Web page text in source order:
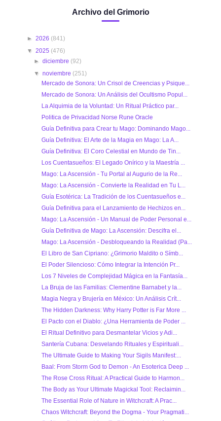
Archivo del Grimorio
► 2026 (841)
▼ 2025 (476)
►diciembre (92)
▼noviembre (251)
Mercado de Sonora: Un Crisol de Creencias y Psique...
Mercado de Sonora: Un Análisis del Ocultismo Popul...
La Alquimia de la Voluntad: Un Ritual Práctico par...
Politica de Privacidad Norse Rune Oracle
Guía Definitiva para Crear tu Mago: Dominando Mago...
Guía Definitiva: El Arte de la Magia en Mago: La A...
Guía Definitiva: El Coro Celestial en Mundo de Tin...
Los Cuentasueños: El Legado Onírico y la Maestría ...
Mago: La Ascensión - Tu Portal al Augurio de la Re...
Mago: La Ascensión - Convierte la Realidad en Tu L...
Guía Esotérica: La Tradición de los Cuentasueños e...
Guía Definitiva para el Lanzamiento de Hechizos en...
Mago: La Ascensión - Un Manual de Poder Personal e...
Guía Definitiva de Mago: La Ascensión: Descifra el...
Mago: La Ascensión - Desbloqueando la Realidad (Pa...
El Libro de San Cipriano: ¿Grimorio Maldito o Símb...
El Poder Silencioso: Cómo Integrar la Intención Pr...
Los 7 Niveles de Complejidad Mágica en la Fantasía...
La Bruja de las Familias: Clementine Barnabet y la...
Magia Negra y Brujería en México: Un Análisis Crít...
The Hidden Darkness: Why Harry Potter is Far More ...
El Pacto con el Diablo: ¿Una Herramienta de Poder ...
El Ritual Definitivo para Desmantelar Vicios y Adi...
Santería Cubana: Desvelando Rituales y Espirituali...
The Ultimate Guide to Making Your Sigils Manifest:...
Baal: From Storm God to Demon - An Esoterica Deep ...
The Rose Cross Ritual: A Practical Guide to Harmon...
The Body as Your Ultimate Magickal Tool: Reclaimin...
The Essential Role of Nature in Witchcraft: A Prac...
Chaos Witchcraft: Beyond the Dogma - Your Pragmati...